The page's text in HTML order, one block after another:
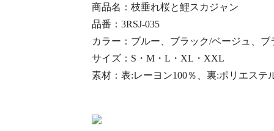
商品名：枝垂れ桜と鯉スカジャン
品番：3RSJ-035
カラー：ブルー、ブラック/ベージュ、ブ
サイズ：S・M・L・XL・XXL
素材：表:レーヨン100％、裏:ポリエステ